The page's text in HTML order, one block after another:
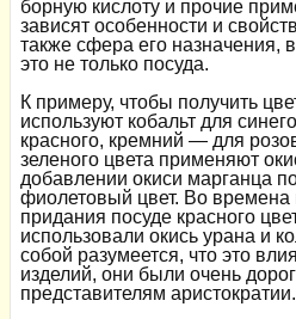
борную кислоту и прочие
зависят особенности и
также сфера его назначения,
это не только посуда.
К примеру, чтобы получить
используют кобальт для
красного, кремний — для
зеленого цвета применяют
добавлении окиси марганца
фиолетовый цвет. Во времена
придания посуде красного
использовали окись урана и
собой разумеется, что это
изделий, они были очень
представителям аристократии.